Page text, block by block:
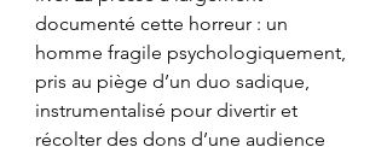
documenté cette horreur : un
homme fragile psychologiquement,
pris au piège d’un duo sadique,
instrumentalisé pour divertir et
récolter des dons d’une audience